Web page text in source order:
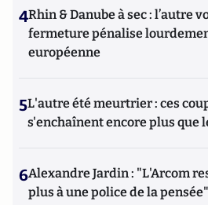
4Rhin & Danube à sec : l’autre
fermeture pénalise
européenne
5L'autre été meurtrier : ces
s'enchaînent encore plus que
6Alexandre Jardin : "L'Arcom
plus à une police de la pensée"